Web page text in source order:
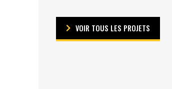
VOIR TOUS LES PROJETS